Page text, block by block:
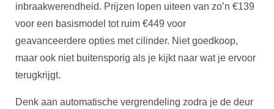
inbraakwerendheid. Prijzen lopen uiteen van zo’n €139
voor een basismodel tot ruim €449 voor
geavanceerdere opties met cilinder. Niet goedkoop,
maar ook niet buitensporig als je kijkt naar wat je ervoor
terugkrijgt.
Denk aan automatische vergrendeling zodra je de deur